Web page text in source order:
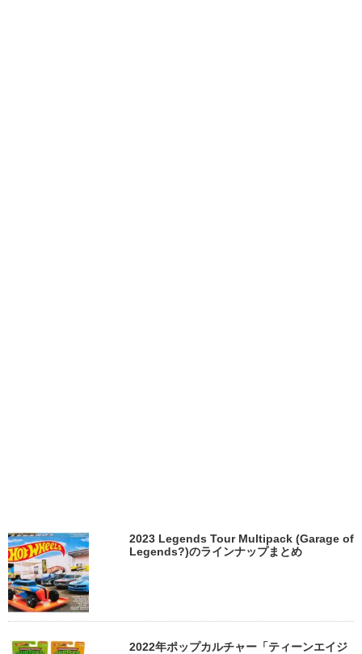
2023 Legends Tour Multipack (Garage of
Legends?)のラインナップまとめ
2022年ポップカルチャー「ティーンエイジ